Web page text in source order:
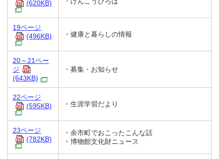
(620KB)
19ページ
(496KB)
・健康と暮らしの情報
20～21ペー
ジ
(643KB)
・募集・お知らせ
22ページ
(595KB)
・生涯学習だより
23ページ
(782KB)
・余市町でおこったこんな話
・博物館文化財ニュース